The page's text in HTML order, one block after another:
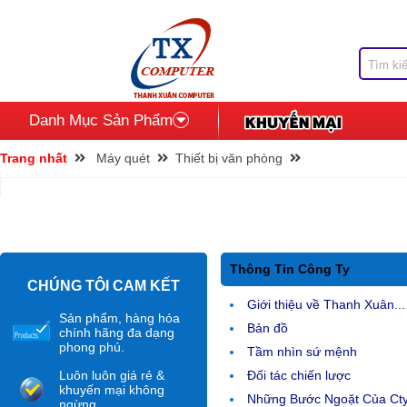
Danh Mục Sản Phẩm
Trang nhất Máy quét Thiết bị văn phòng
CHÚNG TÔI CAM KẾT
Sản phẩm, hàng hóa
chính hãng đa dạng
phong phú.
Luôn luôn giá rẻ &
khuyến mại không
Thông Tin Công Ty
Giới thiệu về Thanh Xuân...
Bản đồ
Tầm nhìn sứ mệnh
Đối tác chiến lược
Những Bước Ngoặt Của